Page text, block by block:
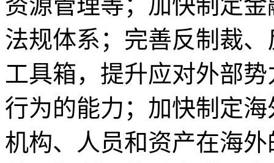
法规体系；完善反制裁
工具箱，提升应对外部
行为的能力；加快制定
机构、人员和资产在海